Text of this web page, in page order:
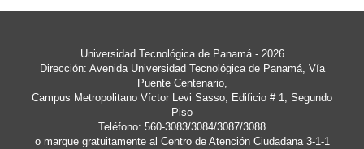
Universidad Tecnológica de Panamá - 2026
Dirección: Avenida Universidad Tecnológica de Panamá, Vía
Puente Centenario,
Campus Metropolitano Víctor Levi Sasso, Edificio # 1, Segundo
Piso
Teléfono: 560-3083/3084/3087/3088
o marque gratuitamente al Centro de Atención Ciudadana 3-1-1